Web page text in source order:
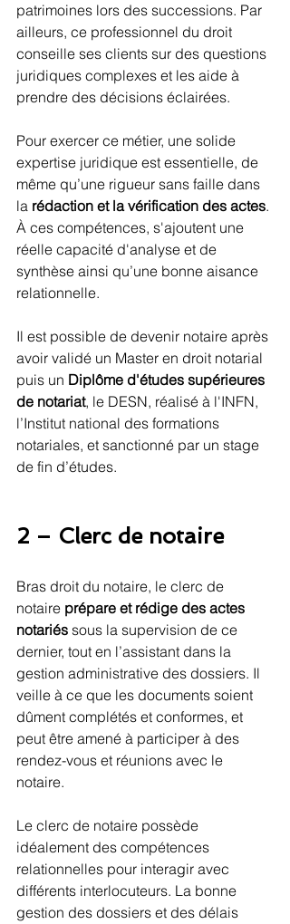
patrimoines lors des successions. Par
ailleurs, ce professionnel du droit
conseille ses clients sur des questions
juridiques complexes et les aide à
prendre des décisions éclairées.
Pour exercer ce métier, une solide
expertise juridique est essentielle, de
même qu’une rigueur sans faille dans
la rédaction et la vérification des actes.
À ces compétences, s'ajoutent une
réelle capacité d'analyse et de
synthèse ainsi qu’une bonne aisance
relationnelle.
Il est possible de devenir notaire après
avoir validé un Master en droit notarial
puis un Diplôme d'études supérieures
de notariat, le DESN, réalisé à l'INFN,
l’Institut national des formations
notariales, et sanctionné par un stage
de fin d’études.
2 – Clerc de notaire
Bras droit du notaire, le clerc de
notaire prépare et rédige des actes
notariés sous la supervision de ce
dernier, tout en l’assistant dans la
gestion administrative des dossiers. Il
veille à ce que les documents soient
dûment complétés et conformes, et
peut être amené à participer à des
rendez-vous et réunions avec le
notaire.
Le clerc de notaire possède
idéalement des compétences
relationnelles pour interagir avec
différents interlocuteurs. La bonne
gestion des dossiers et des délais